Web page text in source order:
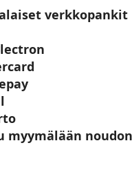
verkkopankit
myymälään